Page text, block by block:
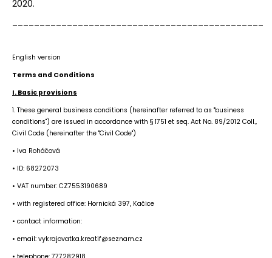
2020.
English version
Terms and Conditions
I. Basic provisions
1. These general business conditions (hereinafter referred to as "business
conditions") are issued in accordance with § 1751 et seq. Act No. 89/2012 Coll.,
Civil Code (hereinafter the "Civil Code")
• Iva Roháčová
• ID: 68272073
• VAT number: CZ7553190689
• with registered office: Hornická 397, Kačice
• contact information:
• email: vykrajovatka.kreatif@seznam.cz